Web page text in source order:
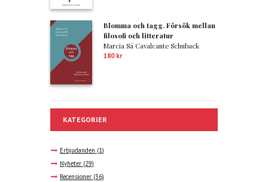
Blomma och tagg. Försök mellan
filosofi och litteratur
Marcia Sá Cavalcante Schuback
180 kr
KATEGORIER
Erbjudanden (1)
Nyheter(29)
Recensioner(36)